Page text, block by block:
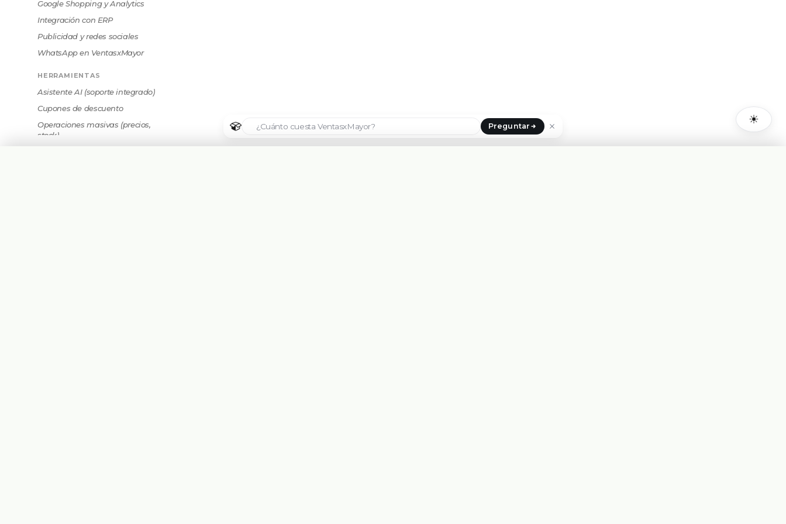
☀
Google Shopping y Analytics
Integración con ERP
Publicidad y redes sociales
WhatsApp en VentasxMayor
HERRAMIENTAS
Asistente AI (soporte integrado)
Cupones de descuento
Operaciones masivas (precios,
stock)
Preguntar